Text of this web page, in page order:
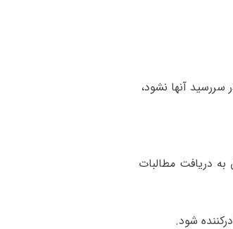
به دریافت مطالبات